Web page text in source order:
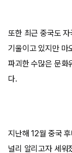
또한 최근 중국도
기울이고 있지만 마
파괴한 수많은 문화
다.
지난해 12월 중국
널리 알리고자 세워